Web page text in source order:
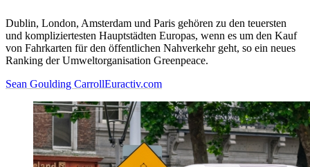
Dublin, London, Amsterdam und Paris gehören zu den teuersten
und kompliziertesten Hauptstädten Europas, wenn es um den Kauf
von Fahrkarten für den öffentlichen Nahverkehr geht, so ein neues
Ranking der Umweltorganisation Greenpeace.
Sean Goulding CarrollEuractiv.com